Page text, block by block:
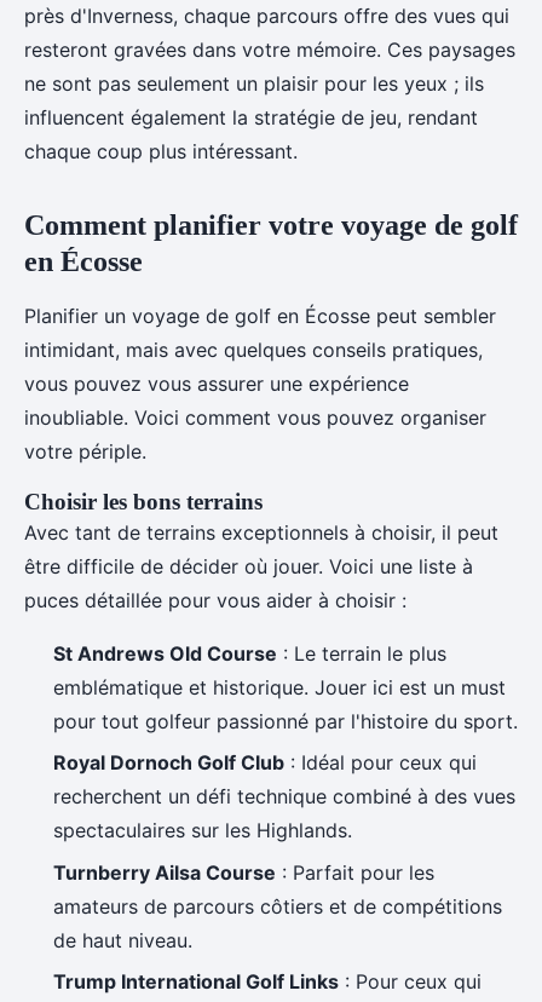
près d'Inverness, chaque parcours offre des vues qui
resteront gravées dans votre mémoire. Ces paysages
ne sont pas seulement un plaisir pour les yeux ; ils
influencent également la stratégie de jeu, rendant
chaque coup plus intéressant.
Comment planifier votre voyage de golf
en Écosse
Planifier un voyage de golf en Écosse peut sembler
intimidant, mais avec quelques conseils pratiques,
vous pouvez vous assurer une expérience
inoubliable. Voici comment vous pouvez organiser
votre périple.
Choisir les bons terrains
Avec tant de terrains exceptionnels à choisir, il peut
être difficile de décider où jouer. Voici une liste à
puces détaillée pour vous aider à choisir :
St Andrews Old Course : Le terrain le plus
emblématique et historique. Jouer ici est un must
pour tout golfeur passionné par l'histoire du sport.
Royal Dornoch Golf Club : Idéal pour ceux qui
recherchent un défi technique combiné à des vues
spectaculaires sur les Highlands.
Turnberry Ailsa Course : Parfait pour les
amateurs de parcours côtiers et de compétitions
de haut niveau.
Trump International Golf Links : Pour ceux qui